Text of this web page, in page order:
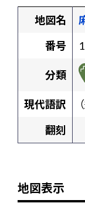
地図名
番号
分類
現代語訳
翻刻
地図表示